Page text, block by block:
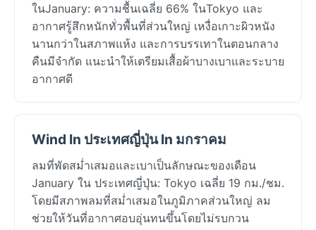
ในJanuary: ความชื้นเฉลี่ย 66% ในTokyo และ
อากาศรู้สึกหนักทั่วพื้นที่ส่วนใหญ่ เหงื่อเกาะผิวหนัง
นานกว่าในสภาพแห้ง และการบรรเทาในตอนกลาง
คืนมีจำกัด แนะนำให้เตรียมเสื้อผ้าบางเบาและระบาย
อากาศดี
Wind In ประเทศญี่ปุ่น In มกราคม
ลมที่พัดสม่ำเสมอและเบาเป็นลักษณะของเดือน
January ใน ประเทศญี่ปุ่น: Tokyo เฉลี่ย 19 กม./ชม.
โดยมีสภาพลมที่สม่ำเสมอในภูมิภาคส่วนใหญ่ ลม
ช่วยให้วันที่อากาศอบอุ่นทนขึ้นโดยไม่รบกวน